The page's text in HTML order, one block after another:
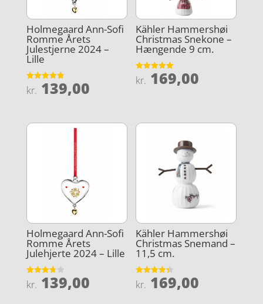
Holmegaard Ann-Sofi
Romme Årets
Julestjerne 2024 –
Lille
Vurderet
4.9
kr. 139,00
Kähler Hammershøi
Christmas Snekone –
Hængende 9 cm.
Vurderet
5
kr. 169,00
Holmegaard Ann-Sofi
Romme Årets
Julehjerte 2024 – Lille
Vurderet
3.7
kr. 139,00
Kähler Hammershøi
Christmas Snemand –
11,5 cm.
Vurderet
4.3
kr. 169,00